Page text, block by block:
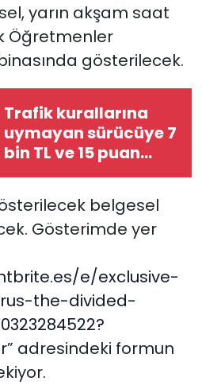
yarın akşam saat
Öğretmenler
gösterilecek.
Trafik kurallarına
uymayan sürücüye 7
bin TL ve 15 puan
ceza…
belgesel
Gösterimde yer
e/exclusive-
the-divided-
” adresindeki formun